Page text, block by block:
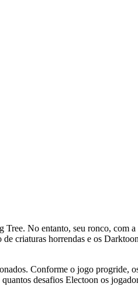
No entanto, seu ronco, com
horrendas e os
Conforme o jogo progride,
desafios Electoon os